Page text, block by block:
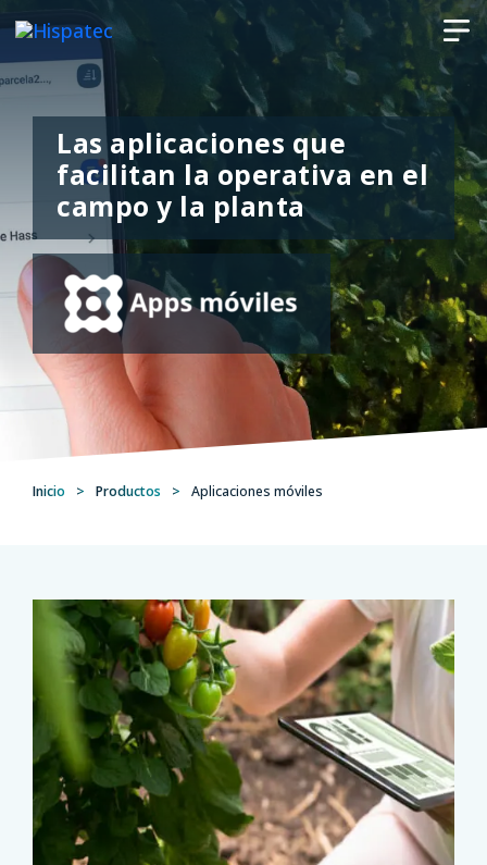
Las aplicaciones que
facilitan la operativa en el
campo y la planta
Inicio > Productos > Aplicaciones móviles